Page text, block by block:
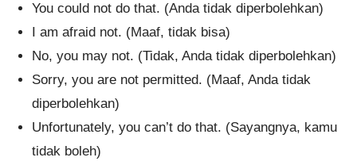
You could not do that. (Anda tidak diperbolehkan)
I am afraid not. (Maaf, tidak bisa)
No, you may not. (Tidak, Anda tidak diperbolehkan)
Sorry, you are not permitted. (Maaf, Anda tidak
diperbolehkan)
Unfortunately, you can’t do that. (Sayangnya, kamu
tidak boleh)